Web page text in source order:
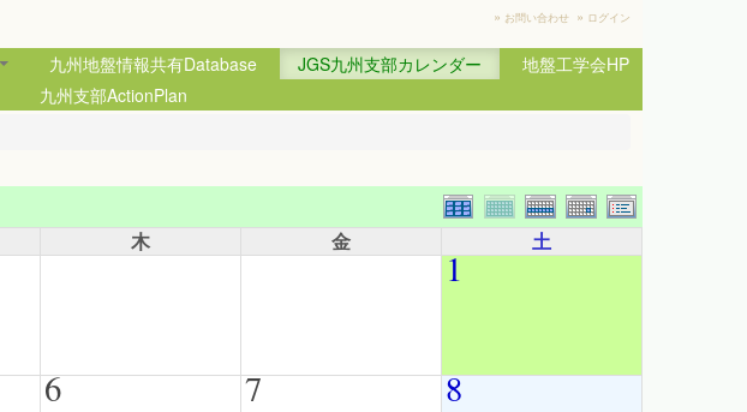
» お問い合わせ » ログイン
九州地盤情報共有Database JGS九州支部カレンダー
地盤工学会HP
九州支部ActionPlan
木 金 土
1
6 7 8